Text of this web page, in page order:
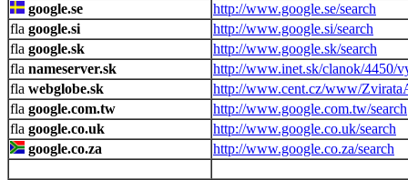
google.se
http://www.google.se/search
google.si
http://www.google.si/search
google.sk
http://www.google.sk/search
nameserver.sk
http://www.inet.sk/clanok/4450/
webglobe.sk
http://www.cent.cz/www/
google.com.tw
http://www.google.com.tw/search
google.co.uk
http://www.google.co.uk/search
google.co.za
http://www.google.co.za/search